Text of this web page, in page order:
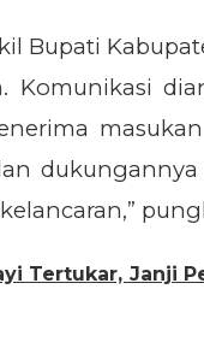
Bupati
Tertukar, Janji